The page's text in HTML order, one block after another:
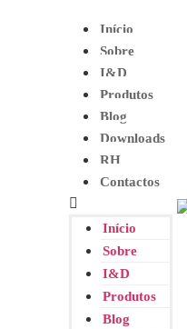
Início
Sobre
I&D
Produtos
Blog
Downloads
RH
Contactos
Início
Sobre
I&D
Produtos
Blog